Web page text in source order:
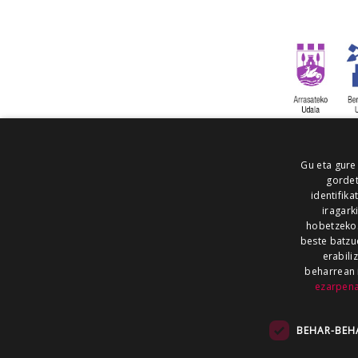
ALEA
NOAUA
Gu eta
hobetzeko.
beste
BEHAR-